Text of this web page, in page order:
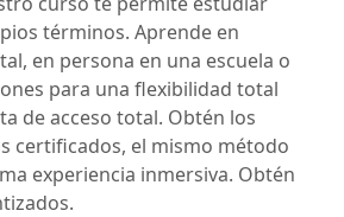
términos. Aprende en
en persona en una escuela o
para una flexibilidad total
de acceso total. Obtén los
certificados, el mismo método
experiencia inmersiva. Obtén